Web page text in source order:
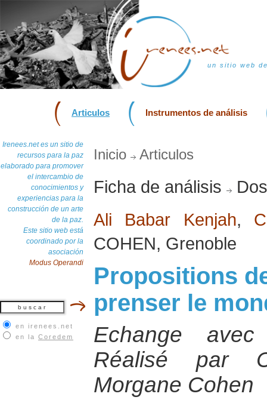
un sitio web
Articulos Instrumentos de análisis
Irenees.net es un sitio de
recursos para la paz
elaborado para promover
el intercambio de
conocimientos y
experiencias para la
construcción de un arte
de la paz.
Este sitio web está
coordinado por la
asociación
Modus Operandi
en irenees.net
en la Coredem
Inicio Articulos
Ficha de análisis
Ali Babar Kenjah,
COHEN, Grenoble
Propositions
prenser le
Echange
Réalisé par
Morgane Cohen